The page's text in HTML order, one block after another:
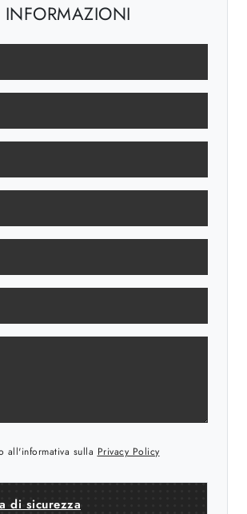
INFORMAZIONI
all'informativa sulla Privacy Policy
di sicurezza